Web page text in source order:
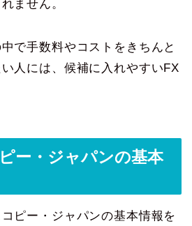
ません。
で手数料やコストをきちんと
人には、候補に入れやすいFX
ー・ジャパンの基本
ピー・ジャパンの基本情報を